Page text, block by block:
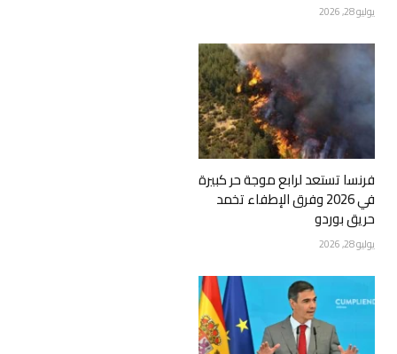
يوليو 28, 2026
فرنسا تستعد لرابع موجة حر كبيرة
في 2026 وفرق الإطفاء تخمد
حريق بوردو
يوليو 28, 2026